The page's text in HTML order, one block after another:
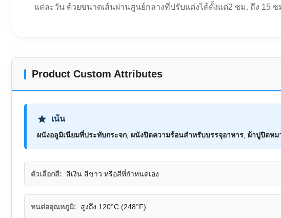
แต่ละวัน ด้วยขนาดเส้นผ่านศูนย์กลางที่ปรับแต่งได้ตั้งแต่2 ซม. ถึง
Product Custom Attributes
เน้น
ผนังอลูมิเนียมที่ประทับกระจก ผนังปิดความร้อนสําหรับบรรจุอาหาร ผ้าปูปิดหม
ตัวเลือกสี: สีเงิน สีขาว หรือสีที่กำหนดเอง
ทนต่ออุณหภูมิ: สูงถึง 120°C (248°F)